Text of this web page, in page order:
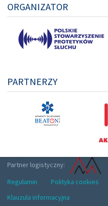
ORGANIZATOR
PARTNERZY
Partner logistyczny:
Regulamin
Polityka cookies
Klauzula informacyjna